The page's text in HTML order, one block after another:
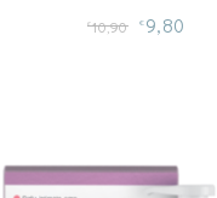
€10,90 € 9,80